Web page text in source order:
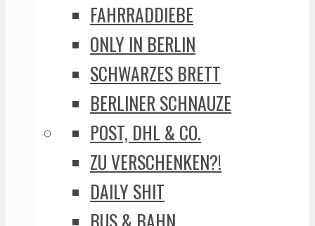
FAHRRADDIEBE
ONLY IN BERLIN
SCHWARZES BRETT
BERLINER SCHNAUZE
POST, DHL & CO.
ZU VERSCHENKEN?!
DAILY SHIT
BUS & BAHN